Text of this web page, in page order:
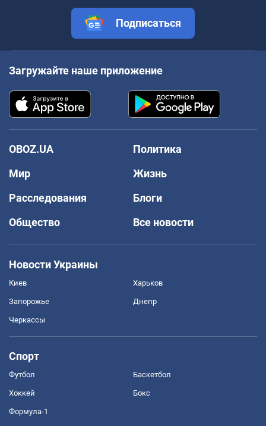
Подписаться
Загружайте наше приложение
OBOZ.UA
Политика
Мир
Жизнь
Расследования
Блоги
Общество
Все новости
Новости Украины
Киев Харьков
Запорожье Днепр
Черкассы
Спорт
Футбол Баскетбол
Хоккей Бокс
Формула-1